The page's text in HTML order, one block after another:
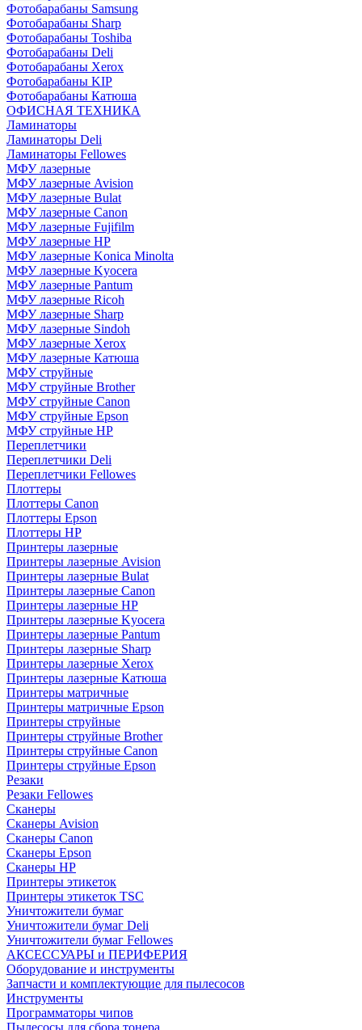
Фотобарабаны Samsung
Фотобарабаны Sharp
Фотобарабаны Toshiba
Фотобарабаны Deli
Фотобарабаны Xerox
Фотобарабаны KIP
Фотобарабаны Катюша
ОФИСНАЯ ТЕХНИКА
Ламинаторы
Ламинаторы Deli
Ламинаторы Fellowes
МФУ лазерные
МФУ лазерные Avision
МФУ лазерные Bulat
МФУ лазерные Canon
МФУ лазерные Fujifilm
МФУ лазерные HP
МФУ лазерные Konica Minolta
МФУ лазерные Kyocera
МФУ лазерные Pantum
МФУ лазерные Ricoh
МФУ лазерные Sharp
МФУ лазерные Sindoh
МФУ лазерные Xerox
МФУ лазерные Катюша
МФУ струйные
МФУ струйные Brother
МФУ струйные Canon
МФУ струйные Epson
МФУ струйные HP
Переплетчики
Переплетчики Deli
Переплетчики Fellowes
Плоттеры
Плоттеры Canon
Плоттеры Epson
Плоттеры HP
Принтеры лазерные
Принтеры лазерные Avision
Принтеры лазерные Bulat
Принтеры лазерные Canon
Принтеры лазерные HP
Принтеры лазерные Kyocera
Принтеры лазерные Pantum
Принтеры лазерные Sharp
Принтеры лазерные Xerox
Принтеры лазерные Катюша
Принтеры матричные
Принтеры матричные Epson
Принтеры струйные
Принтеры струйные Brother
Принтеры струйные Canon
Принтеры струйные Epson
Резаки
Резаки Fellowes
Сканеры
Сканеры Avision
Сканеры Canon
Сканеры Epson
Сканеры HP
Принтеры этикеток
Принтеры этикеток TSC
Уничтожители бумаг
Уничтожители бумаг Deli
Уничтожители бумаг Fellowes
АКСЕССУАРЫ и ПЕРИФЕРИЯ
Оборудование и инструменты
Запчасти и комплектующие для пылесосов
Инструменты
Программаторы чипов
Пылесосы для сбора тонера